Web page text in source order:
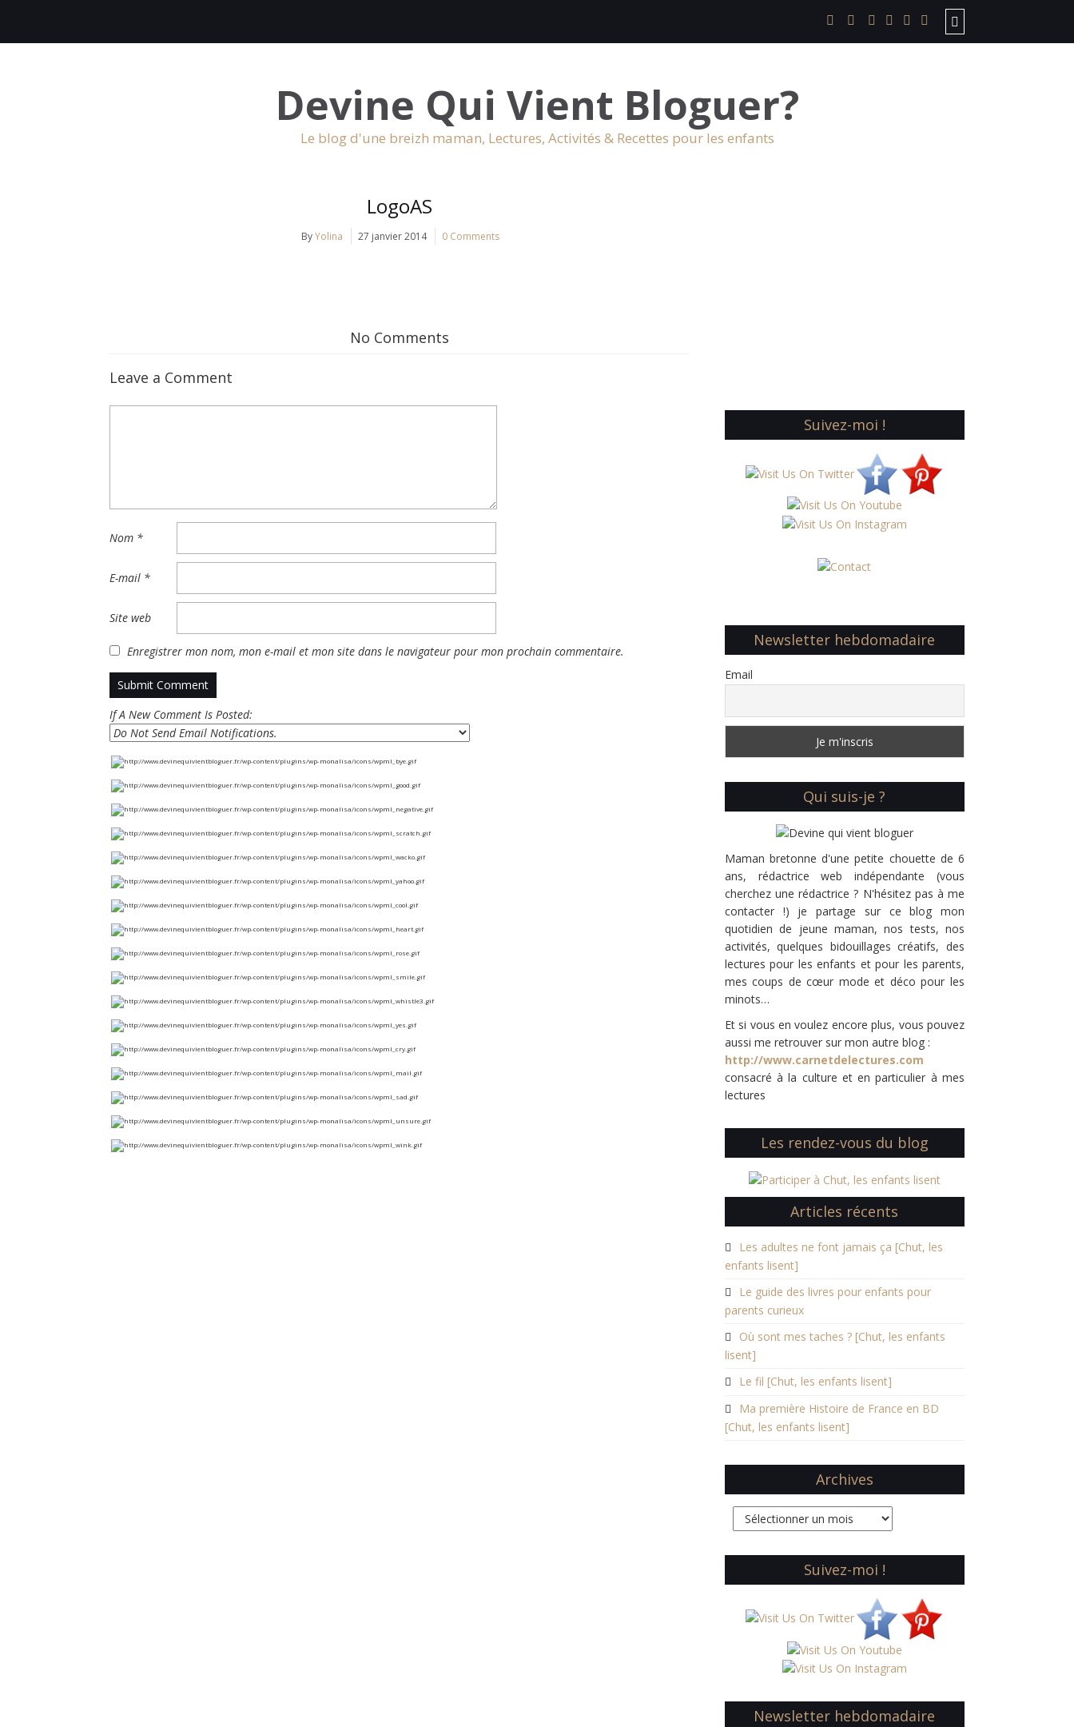
Devine Qui Vient Bloguer?
Le blog d'une breizh maman, Lectures, Activités & Recettes pour les enfants
LogoAS
ByYolina 27 janvier 2014 0 Comments
No Comments
Leave a Comment
Nom *
E-mail *
Site web
Enregistrer mon nom, mon e-mail et mon site dans le navigateur pour mon prochain commentaire.
If A New Comment Is Posted:
Suivez-moi !
Newsletter hebdomadaire
Email
Qui suis-je ?
Maman bretonne d'une petite chouette de 6
ans, rédactrice web indépendante (vous
cherchez une rédactrice ? N'hésitez pas à me
contacter !) je partage sur ce blog mon
quotidien de jeune maman, nos tests, nos
activités, quelques bidouillages créatifs, des
lectures pour les enfants et pour les parents,
mes coups de cœur mode et déco pour les
minots…
Et si vous en voulez encore plus, vous pouvez
aussi me retrouver sur mon autre blog :
http://www.carnetdelectures.com
consacré à la culture et en particulier à mes
lectures
Les rendez-vous du blog
Articles récents
Les adultes ne font jamais ça [Chut, les
enfants lisent]
Le guide des livres pour enfants pour
parents curieux
Où sont mes taches ? [Chut, les enfants
lisent]
Le fil [Chut, les enfants lisent]
Ma première Histoire de France en BD
[Chut, les enfants lisent]
Archives
Archives
Suivez-moi !
Newsletter hebdomadaire